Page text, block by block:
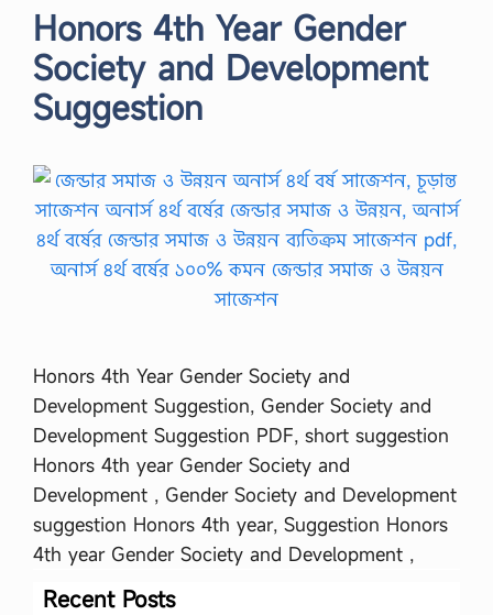
Honors 4th Year Gender
Society and Development
Suggestion
Honors 4th Year Gender Society and
Development Suggestion, Gender Society and
Development Suggestion PDF, short suggestion
Honors 4th year Gender Society and
Development , Gender Society and Development
suggestion Honors 4th year, Suggestion Honors
4th year Gender Society and Development ,
Recent Posts